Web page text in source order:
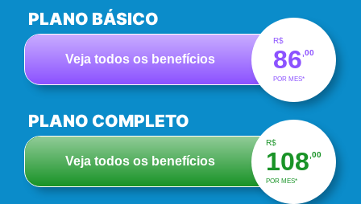
PLANO BÁSICO
Veja todos os benefícios
R$
86 ,00
POR MES*
PLANO COMPLETO
Veja todos os benefícios
R$
108 ,00
POR MES*